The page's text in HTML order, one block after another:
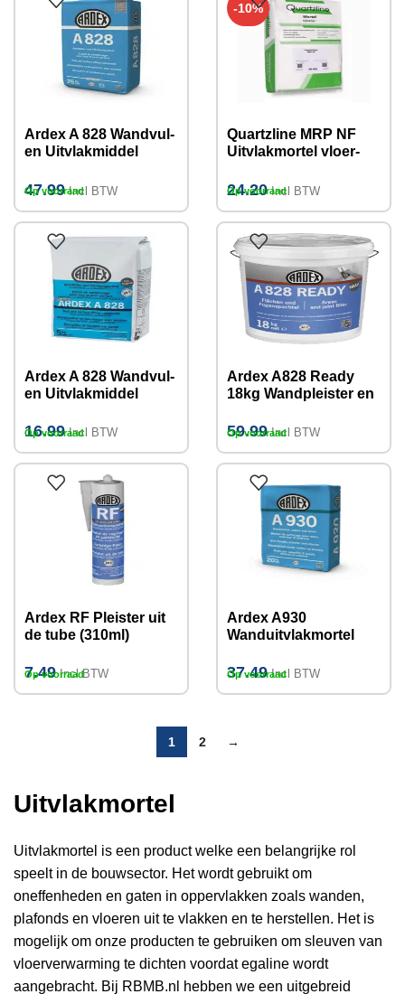
Ardex A 828 Wandvul-
en Uitvlakmiddel
47.99 Incl BTW
Op voorraad
-10%
Quartzline MRP NF
Uitvlakmortel vloer-
24.20 Incl BTW
Op voorraad
Ardex A 828 Wandvul-
en Uitvlakmiddel
16.99 Incl BTW
Op voorraad
Ardex A828 Ready
18kg Wandpleister en
59.99 Incl BTW
Op voorraad
Ardex RF Pleister uit
de tube (310ml)
7.49 Incl BTW
Op voorraad
Ardex A930
Wanduitvlakmortel
20kg
37.49 Incl BTW
Op voorraad
1 2 →
Uitvlakmortel
Uitvlakmortel is een product welke een belangrijke rol
speelt in de bouwsector. Het wordt gebruikt om
oneffenheden en gaten in oppervlakken zoals wanden,
plafonds en vloeren uit te vlakken en te herstellen. Het is
mogelijk om onze producten te gebruiken om sleuven van
vloerverwarming te dichten voordat egaline wordt
aangebracht. Bij RBMB.nl hebben we een uitgebreid